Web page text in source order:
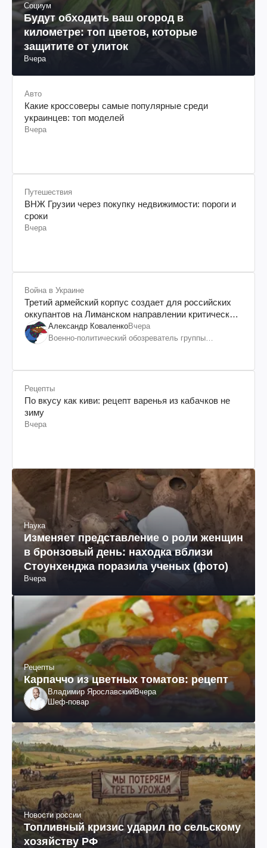
Социум
Будут обходить ваш огород в
километре: топ цветов, которые
защитите от улиток
Вчера
Авто
Какие кроссоверы самые популярные среди
украинцев: топ моделей
Вчера
Путешествия
ВНЖ Грузии через покупку недвижимости: пороги и
сроки
Вчера
Война в Украине
Третий армейский корпус создает для российских
оккупантов на Лиманском направлении критический
дискомфорт: как это удалось
Александр КоваленкоВчера
Военно-политический обозреватель группы
Рецепты
По вкусу как киви: рецепт варенья из кабачков не
зиму
Вчера
Наука
Изменяет представление о роли женщин
в бронзовый день: находка вблизи
Стоунхенджа поразила ученых (фото)
Вчера
Рецепты
Карпаччо из цветных томатов: рецепт
Владимир ЯрославскийВчера
Шеф-повар
Новости россии
Топливный кризис ударил по сельскому
хозяйству РФ